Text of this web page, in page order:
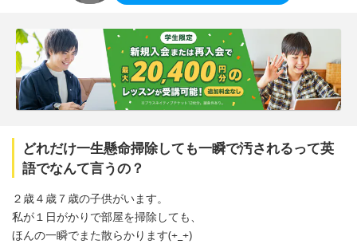
どれだけ一生懸命掃除しても一瞬で汚されるって英
語でなんて言うの？
２歳４歳７歳の子供がいます。
私が１日がかりで部屋を掃除しても、
ほんの一瞬でまた散らかります(+_+)